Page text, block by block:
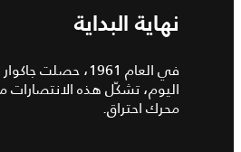
نهاية البداية
محرك احتراق.